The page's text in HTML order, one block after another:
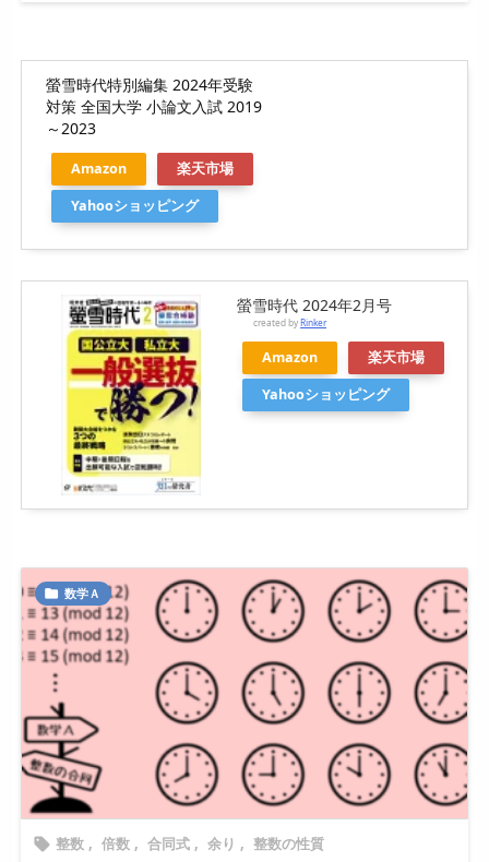
螢雪時代特別編集 2024年受験
対策 全国大学 小論文入試 2019
～2023
Amazon
楽天市場
Yahooショッピング
螢雪時代 2024年2月号
created byRinker
Amazon
楽天市場
Yahooショッピング
 数学Ａ
 整数 , 倍数 , 合同式 , 余り , 整数の性質